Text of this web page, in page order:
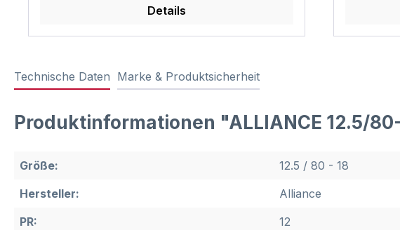
Details
Technische Daten Marke & Produktsicherheit
Produktinformationen "ALLIANCE 12.5/
Größe:
12.5 / 80 - 18
Hersteller:
Alliance
PR:
12